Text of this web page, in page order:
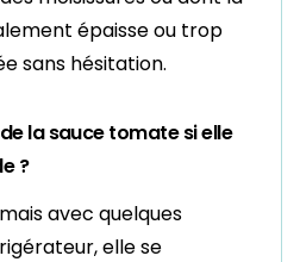
épaisse ou trop
sans hésitation.
la sauce tomate si elle
?
avec quelques
elle se